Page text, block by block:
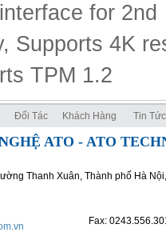
for 2nd
Supports 4K
TPM 1.2
Đối Tác Khách Hàng Tin Tức
ATO - ATO
Thanh Xuân, Thành phố Hà
Fax: